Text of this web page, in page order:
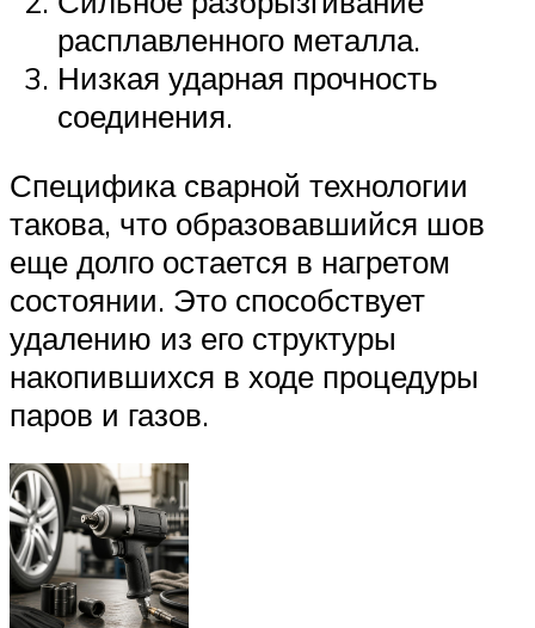
расплавленного металла.
Низкая ударная прочность
соединения.
Специфика сварной технологии
такова, что образовавшийся шов
еще долго остается в нагретом
состоянии. Это способствует
удалению из его структуры
накопившихся в ходе процедуры
паров и газов.